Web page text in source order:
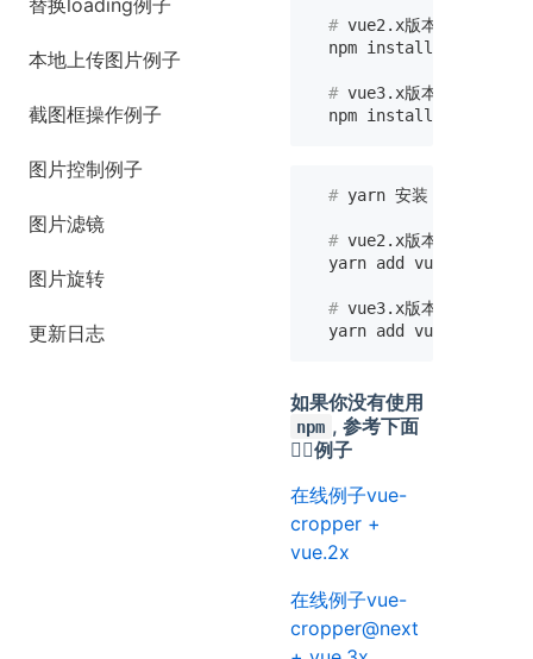
替换loading例子
本地上传图片例子
截图框操作例子
图片控制例子
图片滤镜
图片旋转
更新日志
  #
vue2.x版本
  #
vue3.x版本
  #
yarn 安装
  #
vue2.x版本
  #
vue3.x版本
如果你没有使用
npm , 参考下面
👇🏻例子
在线例子vue-
cropper +
vue.2x
在线例子vue-
cropper@next